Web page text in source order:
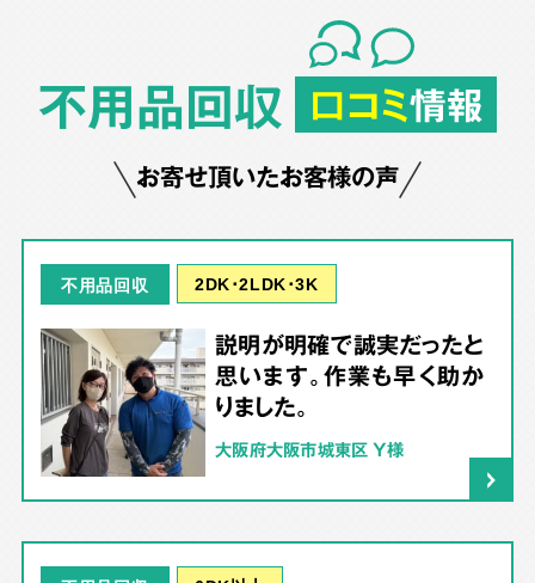
不用品回収 口コミ情報
お寄せ頂いたお客様の声
不用品回収 2DK･2LDK･3K
説明が明確で誠実だったと
思います。作業も早く助か
りました。
大阪府大阪市城東区 Y様